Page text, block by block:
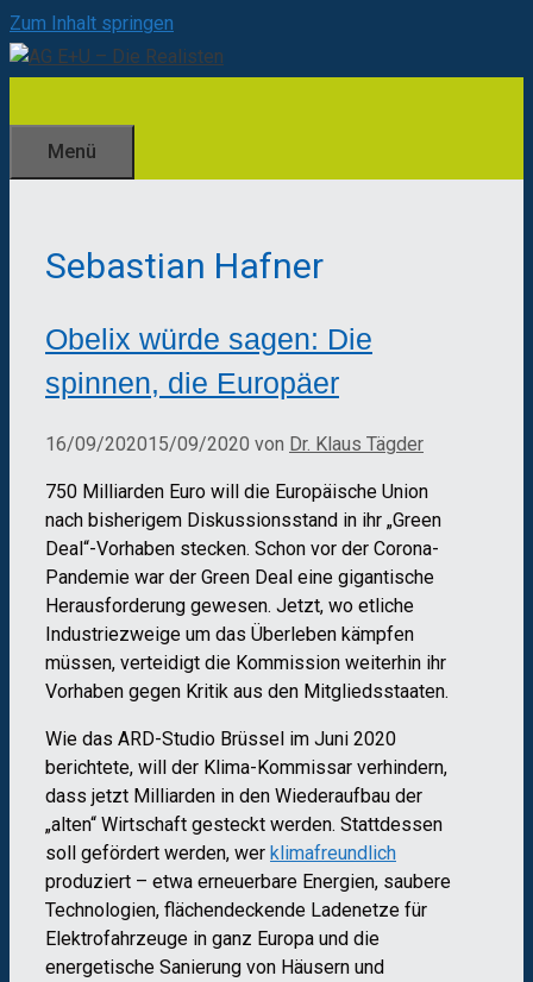
Zum Inhalt springen
Menü
Sebastian Hafner
Obelix würde sagen: Die
spinnen, die Europäer
16/09/202015/09/2020 von Dr. Klaus Tägder
750 Milliarden Euro will die Europäische Union
nach bisherigem Diskussionsstand in ihr „Green
Deal“-Vorhaben stecken. Schon vor der Corona-
Pandemie war der Green Deal eine gigantische
Herausforderung gewesen. Jetzt, wo etliche
Industriezweige um das Überleben kämpfen
müssen, verteidigt die Kommission weiterhin ihr
Vorhaben gegen Kritik aus den Mitgliedsstaaten.
Wie das ARD-Studio Brüssel im Juni 2020
berichtete, will der Klima-Kommissar verhindern,
dass jetzt Milliarden in den Wiederaufbau der
„alten“ Wirtschaft gesteckt werden. Stattdessen
soll gefördert werden, wer klimafreundlich
produziert – etwa erneuerbare Energien, saubere
Technologien, flächendeckende Ladenetze für
Elektrofahrzeuge in ganz Europa und die
energetische Sanierung von Häusern und